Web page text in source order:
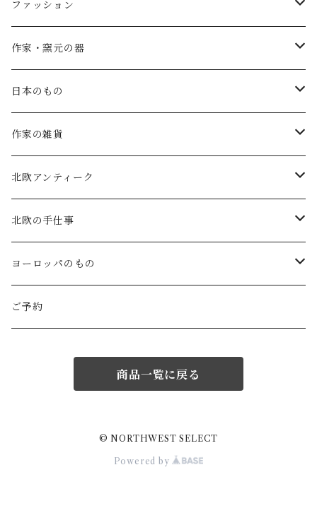
ファッション
SALE
atelier naruse
atelier naruse (ﾌｫｰﾏﾙ)
MAGALI
Gauze#
ROBE de PEAU
LABORATORY
Atelier d'antan (ｳｪｱ)
Atelier d'antan (ｱｸｾｻﾘｰ)
作家・窯元の器
矢島操(器)
小鹿田焼の器
中川紀夫(器)
斉藤幸代（器）
icura(木工）
でく工房(ガラス)
日本のもの
コーヒーの道具
鳥越の竹細工(岩手)
わら細工たくぼ(宮崎)
南部鉄器(岩手)
佐渡の釜敷(新潟)
ガラスの保存瓶
工房アイザワ(新潟)
作家の雑貨
habotan
幸生窯
kitona(木製ﾌﾞﾛｰﾁ)
edge(革ﾌﾞﾛｰﾁ)
ninon(白樺ﾌﾞﾛｰﾁ)
北欧アンティーク
ARABIA・iittala
グラスウェア
Kronjyden/B&G
Rorstrand・Gefle
北欧の手仕事
白樺の雑貨
白樺のオーナメント
ラトビアの民芸品
ヨーロッパのもの
スウェーデン
Coltello (ｶﾄﾗﾘｰ)
Bjorklund (ｹｰｷｻｰﾊﾞｰ)
Creamore Mill (木製品)
ご予約
商品一覧に戻る
© NORTHWEST SELECT
Powered by